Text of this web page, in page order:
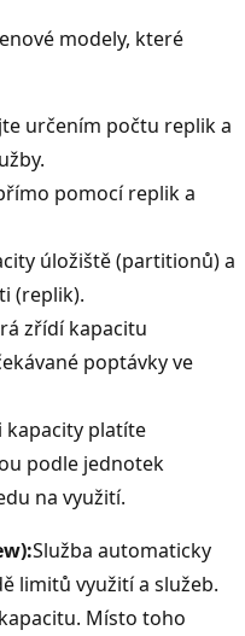
modely, které
určením počtu replik a
pomocí replik a
úložiště (partitionů) a
(replik).
zřídí kapacitu
poptávky ve
kapacity platíte
podle jednotek
na využití.
Služba automaticky
limitů využití a služeb.
Místo toho